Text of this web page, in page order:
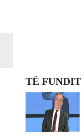
TË FUNDIT